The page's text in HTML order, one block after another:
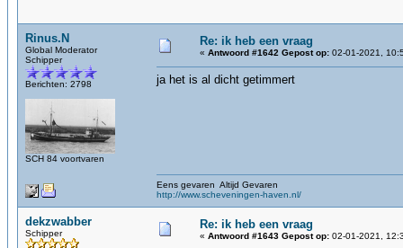
Rinus.N
Global Moderator
Schipper
Berichten: 2798
SCH 84 voortvaren
Re: ik heb een vraag
« Antwoord #1642 Gepost op: 02-01-2021,
ja het is al dicht getimmert
Eens gevaren Altijd Gevaren
http://www.scheveningen-haven.nl/
dekzwabber
Schipper
Re: ik heb een vraag
« Antwoord #1643 Gepost op: 02-01-2021,